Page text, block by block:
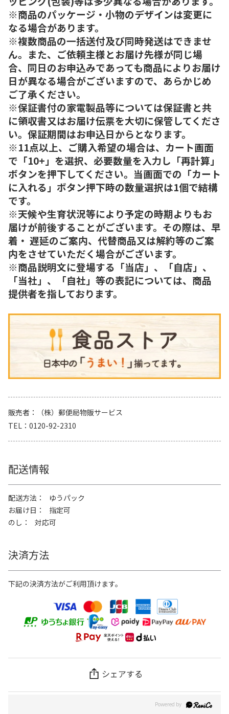
※商品のパッケージ・小物のデザインは変更に
なる場合があります。
※複数商品の一括送付及び同時発送はできませ
ん。また、ご依頼主様とお届け先様が同じ場
合、同日のお申込みであっても商品によりお届け
日が異なる場合がございますので、あらかじめ
ご了承ください。
※保証書付の家電製品等については保証書と共
に領収書又はお届け伝票を大切に保管してくださ
い。保証期間はお申込日からとなります。
※11点以上、ご購入希望の場合は、カート画面
で「10+」を選択、必要数量を入力し「再計算」
ボタンを押下してください。当画面での「カート
に入れる」ボタン押下時の数量選択は1個で結構
です。
※天候や生育状況等により予定の時期よりもお
届けが前後することがございます。その際は、早
着・ 遅延のご案内、代替商品又は解約等のご案
内をさせていただく場合がございます。
※商品説明文に登場する「当店」、「自店」、
「当社」、「自社」等の表記については、商品
提供者を指しております。
販売者
（株）郵便局物販サービス
TEL
0120-92-2310
配送情報
配送方法
ゆうパック
お届け日
指定可
のし
対応可
決済方法
下記の決済方法がご利用頂けます。
シェアする